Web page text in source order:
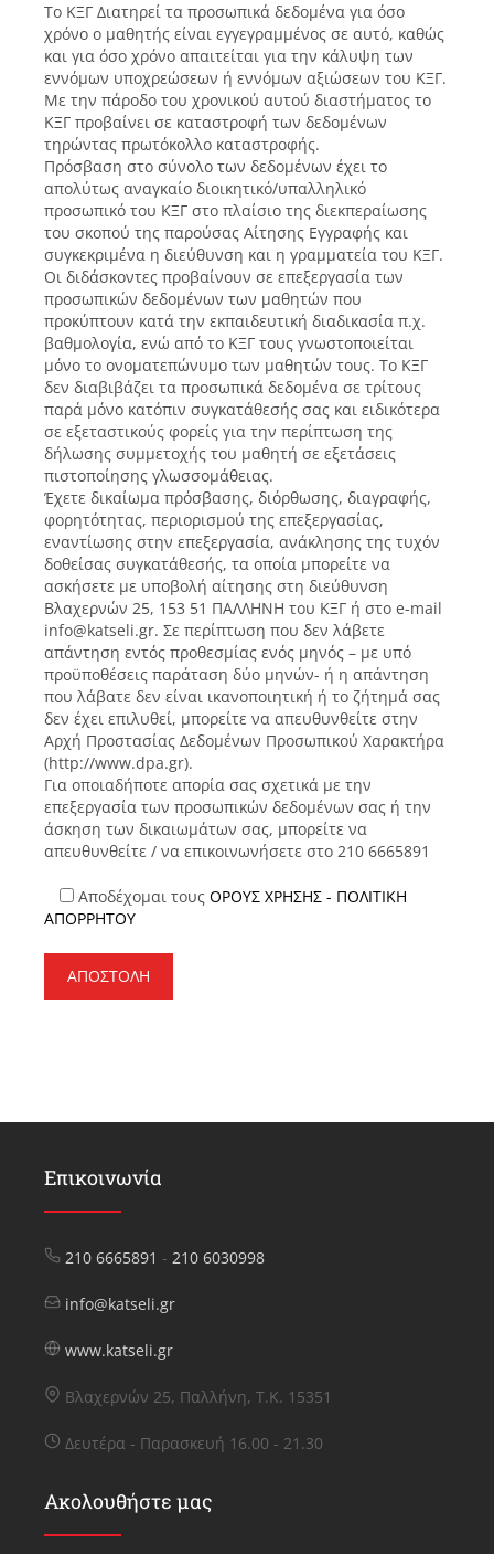
Το ΚΞΓ Διατηρεί τα προσωπικά δεδομένα για όσο
χρόνο ο μαθητής είναι εγγεγραμμένος σε αυτό, καθώς
και για όσο χρόνο απαιτείται για την κάλυψη των
εννόμων υποχρεώσεων ή εννόμων αξιώσεων του ΚΞΓ.
Με την πάροδο του χρονικού αυτού διαστήματος το
ΚΞΓ προβαίνει σε καταστροφή των δεδομένων
τηρώντας πρωτόκολλο καταστροφής.
Πρόσβαση στο σύνολο των δεδομένων έχει το
απολύτως αναγκαίο διοικητικό/υπαλληλικό
προσωπικό του ΚΞΓ στο πλαίσιο της διεκπεραίωσης
του σκοπού της παρούσας Αίτησης Εγγραφής και
συγκεκριμένα η διεύθυνση και η γραμματεία του ΚΞΓ.
Οι διδάσκοντες προβαίνουν σε επεξεργασία των
προσωπικών δεδομένων των μαθητών που
προκύπτουν κατά την εκπαιδευτική διαδικασία π.χ.
βαθμολογία, ενώ από το ΚΞΓ τους γνωστοποιείται
μόνο το ονοματεπώνυμο των μαθητών τους. Το ΚΞΓ
δεν διαβιβάζει τα προσωπικά δεδομένα σε τρίτους
παρά μόνο κατόπιν συγκατάθεσής σας και ειδικότερα
σε εξεταστικούς φορείς για την περίπτωση της
δήλωσης συμμετοχής του μαθητή σε εξετάσεις
πιστοποίησης γλωσσομάθειας.
Έχετε δικαίωμα πρόσβασης, διόρθωσης, διαγραφής,
φορητότητας, περιορισμού της επεξεργασίας,
εναντίωσης στην επεξεργασία, ανάκλησης της τυχόν
δοθείσας συγκατάθεσής, τα οποία μπορείτε να
ασκήσετε με υποβολή αίτησης στη διεύθυνση
Βλαχερνών 25, 153 51 ΠΑΛΛΗΝΗ του ΚΞΓ ή στο e-mail
info@katseli.gr. Σε περίπτωση που δεν λάβετε
απάντηση εντός προθεσμίας ενός μηνός – με υπό
προϋποθέσεις παράταση δύο μηνών- ή η απάντηση
που λάβατε δεν είναι ικανοποιητική ή το ζήτημά σας
δεν έχει επιλυθεί, μπορείτε να απευθυνθείτε στην
Αρχή Προστασίας Δεδομένων Προσωπικού Χαρακτήρα
(http://www.dpa.gr).
Για οποιαδήποτε απορία σας σχετικά με την
επεξεργασία των προσωπικών δεδομένων σας ή την
άσκηση των δικαιωμάτων σας, μπορείτε να
απευθυνθείτε / να επικοινωνήσετε στο 210 6665891
Αποδέχομαι τους ΟΡΟΥΣ ΧΡΗΣΗΣ - ΠΟΛΙΤΙΚΗ
ΑΠΟΡΡΗΤΟΥ
Επικοινωνία
210 6665891 - 210 6030998
info@katseli.gr
www.katseli.gr
Βλαχερνών 25, Παλλήνη, Τ.Κ. 15351
Δευτέρα - Παρασκευή 16.00 - 21.30
Ακολουθήστε μας